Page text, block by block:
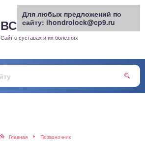
ВСЕ О СУСТАВАХ.РУ
Сайт о суставах и их болезнях
Главная Позвоночник
Для любых предложений по
сайту: ihondrolock@cp9.ru